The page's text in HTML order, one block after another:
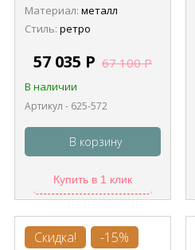
Материал: металл
Стиль: ретро
57 035 Р 67 100Р
В наличии
Артикул - 625-572
В корзину
Купить в 1 клик
Скидка! -15%